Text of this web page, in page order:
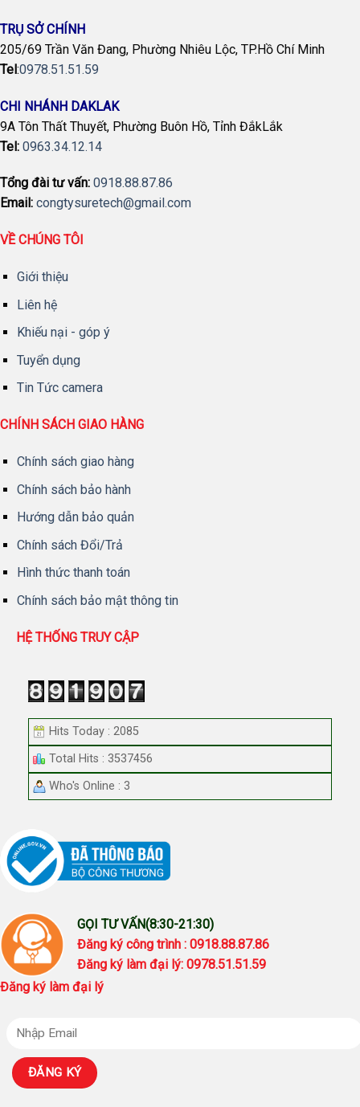
TRỤ SỞ CHÍNH
205/69 Trần Văn Đang, Phường Nhiêu Lộc, TP.Hồ Chí Minh
Tel:0978.51.51.59
CHI NHÁNH DAKLAK
9A Tôn Thất Thuyết, Phường Buôn Hồ, Tỉnh ĐắkLắk
Tel: 0963.34.12.14
Tổng đài tư vấn: 0918.88.87.86
Email: congtysuretech@gmail.com
VỀ CHÚNG TÔI
Giới thiệu
Liên hệ
Khiếu nại - góp ý
Tuyển dụng
Tin Tức camera
CHÍNH SÁCH GIAO HÀNG
Chính sách giao hàng
Chính sách bảo hành
Hướng dẫn bảo quản
Chính sách Đổi/Trả
Hình thức thanh toán
Chính sách bảo mật thông tin
HỆ THỐNG TRUY CẬP
Hits Today : 2085
Total Hits : 3537456
Who's Online : 3
GỌI TƯ VẤN(8:30-21:30)
Đăng ký công trình : 0918.88.87.86
Đăng ký làm đại lý: 0978.51.51.59
Đăng ký làm đại lý